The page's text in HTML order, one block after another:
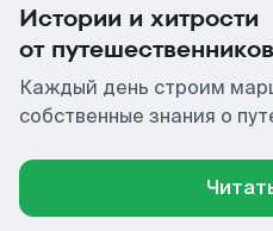
Истории и хитрости
от путешественников
Каждый день строим
собственные знания о